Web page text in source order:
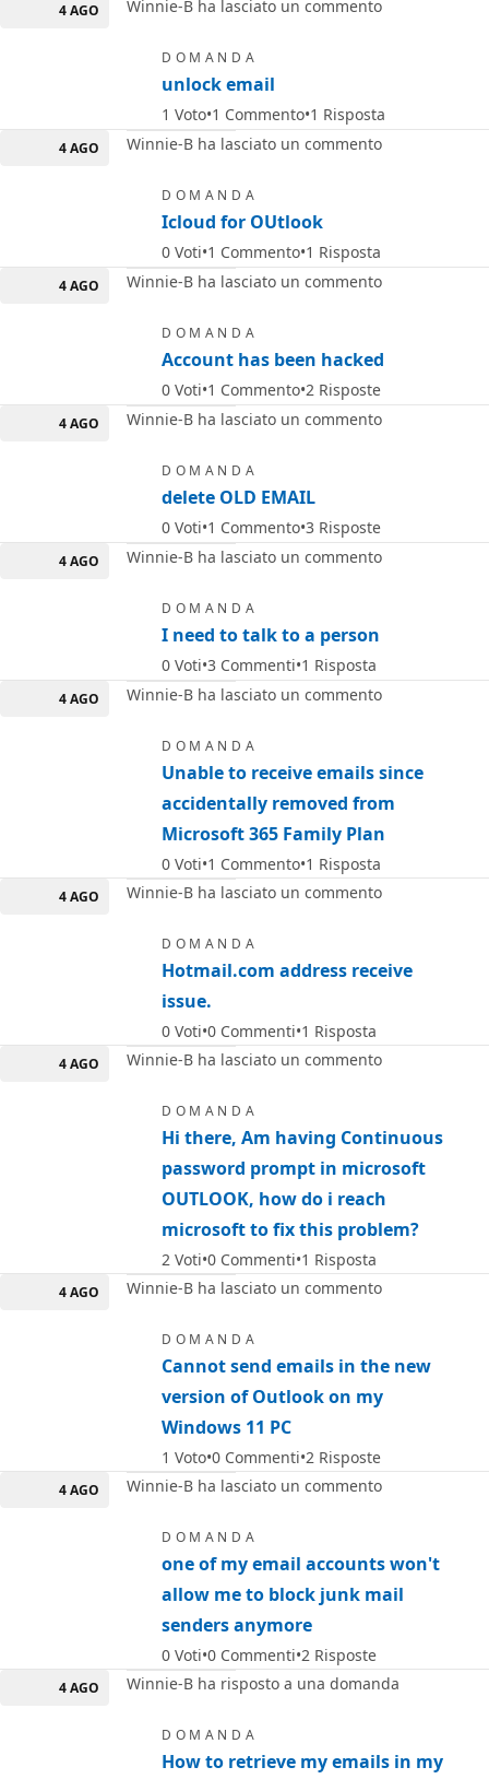
4 AGO Winnie-B ha lasciato un commento
DOMANDA
unlock email
1 Voto 1 Commento 1 Risposta
4 AGO Winnie-B ha lasciato un commento
DOMANDA
Icloud for OUtlook
0 Voti 1 Commento 1 Risposta
4 AGO Winnie-B ha lasciato un commento
DOMANDA
Account has been hacked
0 Voti 1 Commento 2 Risposte
4 AGO Winnie-B ha lasciato un commento
DOMANDA
delete OLD EMAIL
0 Voti 1 Commento 3 Risposte
4 AGO Winnie-B ha lasciato un commento
DOMANDA
I need to talk to a person
0 Voti 3 Commenti 1 Risposta
4 AGO Winnie-B ha lasciato un commento
DOMANDA
Unable to receive emails since
accidentally removed from
Microsoft 365 Family Plan
0 Voti 1 Commento 1 Risposta
4 AGO Winnie-B ha lasciato un commento
DOMANDA
Hotmail.com address receive
issue.
0 Voti 0 Commenti 1 Risposta
4 AGO Winnie-B ha lasciato un commento
DOMANDA
Hi there, Am having Continuous
password prompt in microsoft
OUTLOOK, how do i reach
microsoft to fix this problem?
2 Voti 0 Commenti 1 Risposta
4 AGO Winnie-B ha lasciato un commento
DOMANDA
Cannot send emails in the new
version of Outlook on my
Windows 11 PC
1 Voto 0 Commenti 2 Risposte
4 AGO Winnie-B ha lasciato un commento
DOMANDA
one of my email accounts won't
allow me to block junk mail
senders anymore
0 Voti 0 Commenti 2 Risposte
4 AGO Winnie-B ha risposto a una domanda
DOMANDA
How to retrieve my emails in my